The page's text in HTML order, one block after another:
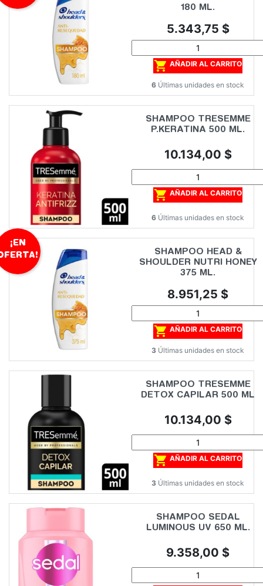
180 ML.
Precio
5.343,75 $
 AÑADIR AL CARRITO
6 Últimas unidades en stock
SHAMPOO TRESEMME
P.KERATINA 500 ML.
Precio
10.134,00 $
 AÑADIR AL CARRITO
6 Últimas unidades en stock
SHAMPOO HEAD &
SHOULDER NUTRI HONEY
375 ML.
Precio
8.951,25 $
 AÑADIR AL CARRITO
3 Últimas unidades en stock
¡EN
SHAMPOO TRESEMME
DETOX CAPILAR 500 ML
Precio
10.134,00 $
 AÑADIR AL CARRITO
3 Últimas unidades en stock
SHAMPOO SEDAL
LUMINOUS UV 650 ML.
Precio
9.358,00 $